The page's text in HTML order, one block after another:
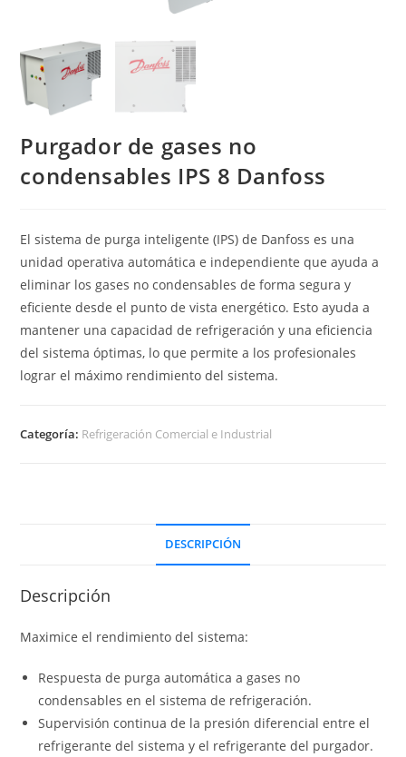
Purgador de gases no
condensables IPS 8 Danfoss
El sistema de purga inteligente (IPS) de Danfoss es una
unidad operativa automática e independiente que ayuda a
eliminar los gases no condensables de forma segura y
eficiente desde el punto de vista energético. Esto ayuda a
mantener una capacidad de refrigeración y una eficiencia
del sistema óptimas, lo que permite a los profesionales
lograr el máximo rendimiento del sistema.
Categoría: Refrigeración Comercial e Industrial
DESCRIPCIÓN
Descripción
Maximice el rendimiento del sistema:
Respuesta de purga automática a gases no
condensables en el sistema de refrigeración.
Supervisión continua de la presión diferencial entre el
refrigerante del sistema y el refrigerante del purgador.